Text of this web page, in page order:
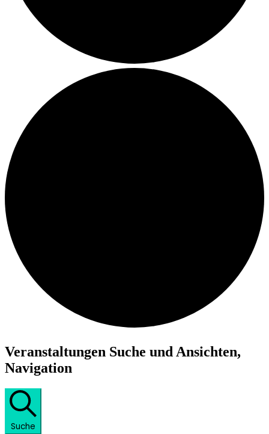
Veranstaltungen
Veranstaltungen Suche und Ansichten,
Navigation
Suche